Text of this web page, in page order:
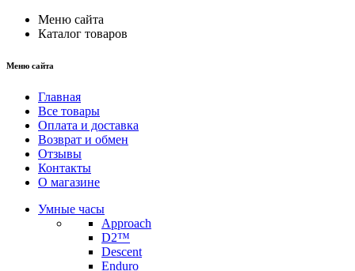
Меню сайта
Каталог товаров
Меню сайта
Главная
Все товары
Оплата и доставка
Возврат и обмен
Отзывы
Контакты
О магазине
Умные часы
Approach
D2™
Descent
Enduro